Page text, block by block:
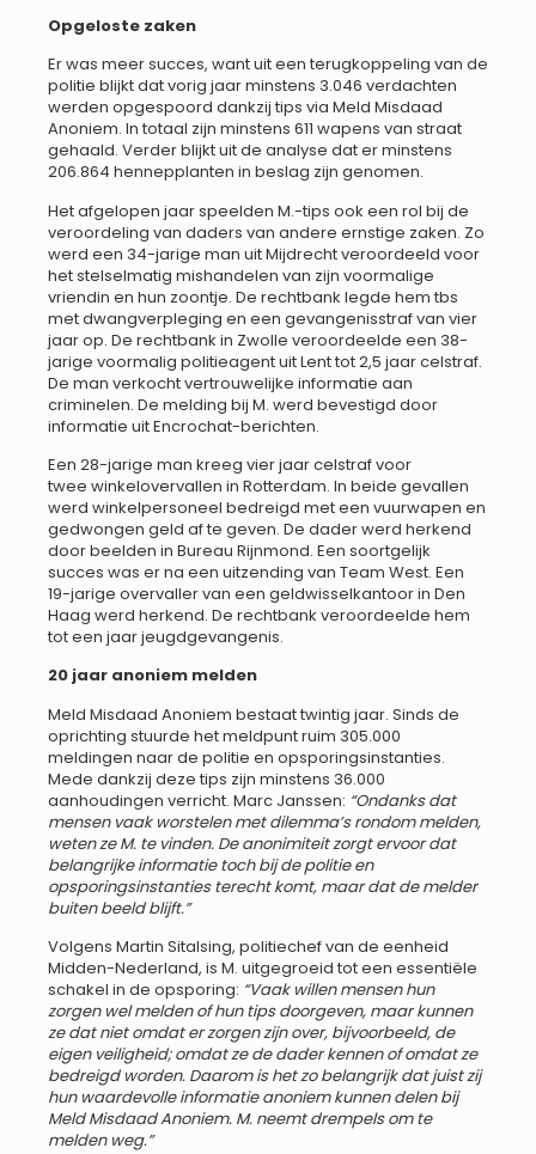
Opgeloste zaken
Er was meer succes, want uit een terugkoppeling van de
politie blijkt dat vorig jaar minstens 3.046 verdachten
werden opgespoord dankzij tips via Meld Misdaad
Anoniem. In totaal zijn minstens 611 wapens van straat
gehaald. Verder blijkt uit de analyse dat er minstens
206.864 hennepplanten in beslag zijn genomen.
Het afgelopen jaar speelden M.-tips ook een rol bij de
veroordeling van daders van andere ernstige zaken. Zo
werd een 34-jarige man uit Mijdrecht veroordeeld voor
het stelselmatig mishandelen van zijn voormalige
vriendin en hun zoontje. De rechtbank legde hem tbs
met dwangverpleging en een gevangenisstraf van vier
jaar op. De rechtbank in Zwolle veroordeelde een 38-
jarige voormalig politieagent uit Lent tot 2,5 jaar celstraf.
De man verkocht vertrouwelijke informatie aan
criminelen. De melding bij M. werd bevestigd door
informatie uit Encrochat-berichten.
Een 28-jarige man kreeg vier jaar celstraf voor
twee winkelovervallen in Rotterdam. In beide gevallen
werd winkelpersoneel bedreigd met een vuurwapen en
gedwongen geld af te geven. De dader werd herkend
door beelden in Bureau Rijnmond. Een soortgelijk
succes was er na een uitzending van Team West. Een
19-jarige overvaller van een geldwisselkantoor in Den
Haag werd herkend. De rechtbank veroordeelde hem
tot een jaar jeugdgevangenis.
20 jaar anoniem melden
Meld Misdaad Anoniem bestaat twintig jaar. Sinds de
oprichting stuurde het meldpunt ruim 305.000
meldingen naar de politie en opsporingsinstanties.
Mede dankzij deze tips zijn minstens 36.000
aanhoudingen verricht. Marc Janssen: “Ondanks dat
mensen vaak worstelen met dilemma’s rondom melden,
weten ze M. te vinden. De anonimiteit zorgt ervoor dat
belangrijke informatie toch bij de politie en
opsporingsinstanties terecht komt, maar dat de melder
buiten beeld blijft.”
Volgens Martin Sitalsing, politiechef van de eenheid
Midden-Nederland, is M. uitgegroeid tot een essentiële
schakel in de opsporing: “Vaak willen mensen hun
zorgen wel melden of hun tips doorgeven, maar kunnen
ze dat niet omdat er zorgen zijn over, bijvoorbeeld, de
eigen veiligheid; omdat ze de dader kennen of omdat ze
bedreigd worden. Daarom is het zo belangrijk dat juist zij
hun waardevolle informatie anoniem kunnen delen bij
Meld Misdaad Anoniem. M. neemt drempels om te
melden weg.”